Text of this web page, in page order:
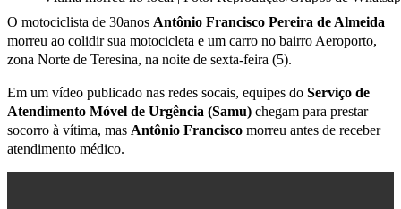
O motociclista de 30anos Antônio Francisco Pereira de Almeida
morreu ao colidir sua motocicleta e um carro no bairro Aeroporto,
zona Norte de Teresina, na noite de sexta-feira (5).
Em um vídeo publicado nas redes socais, equipes do Serviço de
Atendimento Móvel de Urgência (Samu) chegam para prestar
socorro à vítima, mas Antônio Francisco morreu antes de receber
atendimento médico.